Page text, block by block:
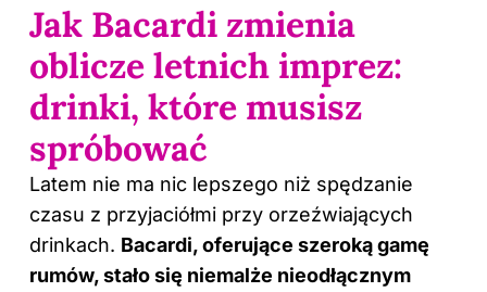
Jak Bacardi zmienia
oblicze letnich imprez:
drinki, które musisz
spróbować
Latem nie ma nic lepszego niż spędzanie
czasu z przyjaciółmi przy orzeźwiających
drinkach. Bacardi, oferujące szeroką gamę
rumów, stało się niemalże nieodłącznym